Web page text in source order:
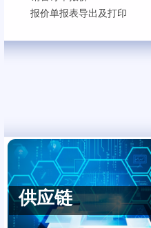
供应链
报价单报表导出及打印